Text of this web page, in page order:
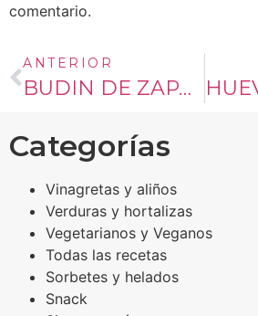
comentario.
ANTERIOR
BUDIN DE ZAPALLITO ITALIANO
Categorías
Vinagretas y aliños
Verduras y hortalizas
Vegetarianos y Veganos
Todas las recetas
Sorbetes y helados
Snack